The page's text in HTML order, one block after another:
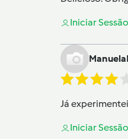
Iniciar Sessão
Já
Iniciar Sessão